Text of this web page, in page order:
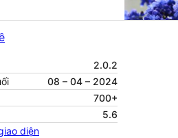
2.0.2
08 – 04 – 2024
700+
5.6
diện